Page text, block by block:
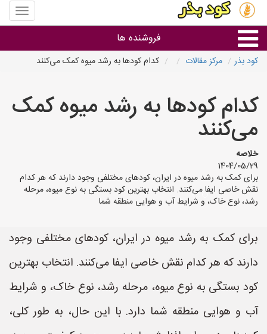
منوی
سایت
بذر
فروشنده ها
استان ها
کود بذر مرکز مقالات کدام کودها به رشد میوه کمک می‌کنند
کدام کودها به رشد میوه کمک
می‌کنند
خلاصه
1404/05/29
برای کمک به رشد میوه در ایران، کودهای مختلفی وجود دارند که هر کدام
نقش خاصی ایفا می‌کنند. انتخاب بهترین کود بستگی به نوع میوه، مرحله
رشد، نوع خاک، و شرایط آب و هوایی منطقه شما
برای کمک به رشد میوه در ایران، کودهای مختلفی وجود
دارند که هر کدام نقش خاصی ایفا می‌کنند. انتخاب بهترین
کود بستگی به نوع میوه، مرحله رشد، نوع خاک، و شرایط
آب و هوایی منطقه شما دارد. با این حال، به طور کلی،